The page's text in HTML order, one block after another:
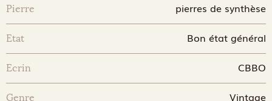
Pierre pierres de synthèse
Etat Bon état général
Ecrin CBBO
Genre Vintage